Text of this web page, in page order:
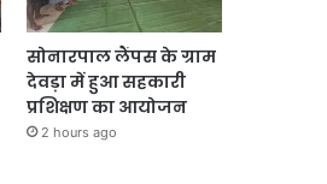
सोनारपाल लैंपस के ग्राम
देवड़ा में हुआ सहकारी
प्रशिक्षण का आयोजन
2 hours ago